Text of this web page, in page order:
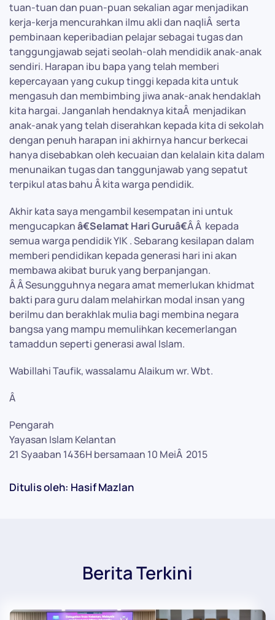
tuan-tuan dan puan-puan sekalian agar menjadikan
kerja-kerja mencurahkan ilmu akli dan naqliÂ serta
pembinaan keperibadian pelajar sebagai tugas dan
tanggungjawab sejati seolah-olah mendidik anak-anak
sendiri. Harapan ibu bapa yang telah memberi
kepercayaan yang cukup tinggi kepada kita untuk
mengasuh dan membimbing jiwa anak-anak hendaklah
kita hargai. Janganlah hendaknya kitaÂ menjadikan
anak-anak yang telah diserahkan kepada kita di sekolah
dengan penuh harapan ini akhirnya hancur berkecai
hanya disebabkan oleh kecuaian dan kelalain kita dalam
menunaikan tugas dan tanggunjawab yang sepatut
terpikul atas bahu Â kita warga pendidik.
Akhir kata saya mengambil kesempatan ini untuk
mengucapkanâ€Selamat Hari Guruâ€Â Â kepada
semua warga pendidik YIK . Sebarang kesilapan dalam
memberi pendidikan kepada generasi hari ini akan
membawa akibat buruk yang berpanjangan.
Â Â Sesungguhnya negara amat memerlukan khidmat
bakti para guru dalam melahirkan modal insan yang
berilmu dan berakhlak mulia bagi membina negara
bangsa yang mampu memulihkan kecemerlangan
tamaddun seperti generasi awal Islam.
Wabillahi Taufik, wassalamu Alaikum wr. Wbt.
Â
Pengarah
Yayasan Islam Kelantan
21 Syaaban 1436H bersamaan 10 MeiÂ 2015
Ditulis oleh: Hasif Mazlan
Berita Terkini